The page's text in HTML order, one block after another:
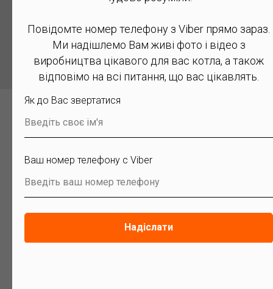
Замовити котел
З котлом Зубр Еко 24 кВт також можете
Повідомте номер телефону з Viber прямо зараз.
Ми надішлемо Вам живі фото і відео з
виробництва цікавого для вас котла, а також
відповімо на всі питання, що вас цікавлять.
Як до Вас звертатися
Введіть своє ім'я
Ваш номер телефону с Viber
Введіть ваш номер телефону
Надіслати